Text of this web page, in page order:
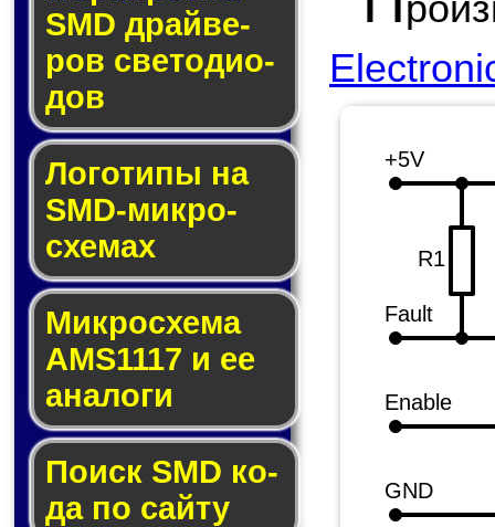
SMD драй­ве­
ров све­то­ди­о­
дов
Логотипы на
SMD-мик­ро­
схе­мах
Микросхема
AMS1117 и ее
ана­ло­ги
Поиск SMD ко­
да по сай­ту
+5V
GND
Enable
Fault
R1